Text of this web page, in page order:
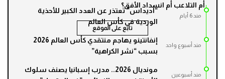
أم التلاعب أم انسداد الأفق؟
تابع على الموقع
مند 6 أيام
“أديداس” تعتذر عن العدد الكبير للأحذية
الوردية في كأس العالم
مند أسبوع واحد
إنفانتينو يهاجم منتقدي كأس العالم 2026
بسبب “نشر الكراهية”
مند أسبوعين
مونديال 2026.. مدرب إسبانيا يصنف سلوك